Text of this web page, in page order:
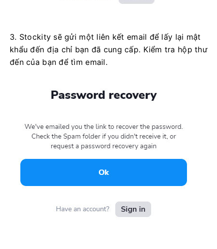
3. Stockity sẽ gửi một liên kết email để lấy lại mật
khẩu đến địa chỉ bạn đã cung cấp. Kiểm tra hộp thư
đến của bạn để tìm email.